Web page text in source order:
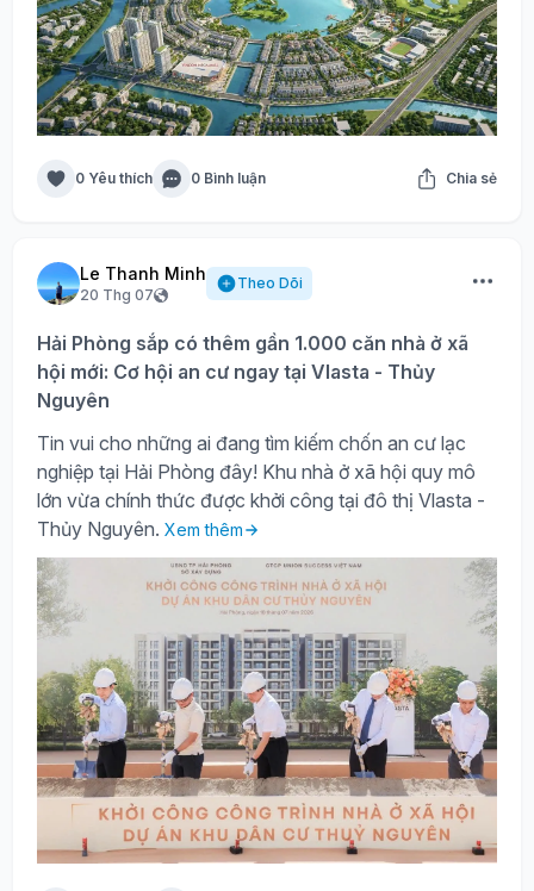
0 Yêu thích 0 Bình luận Chia sẻ
Le Thanh Minh
20 Thg 07
Theo Dõi
Hải Phòng sắp có thêm gần 1.000 căn nhà ở xã
hội mới: Cơ hội an cư ngay tại Vlasta - Thủy
Nguyên
Tin vui cho những ai đang tìm kiếm chốn an cư lạc
nghiệp tại Hải Phòng đây! Khu nhà ở xã hội quy mô
lớn vừa chính thức được khởi công tại đô thị Vlasta -
Thủy Nguyên. Xem thêm